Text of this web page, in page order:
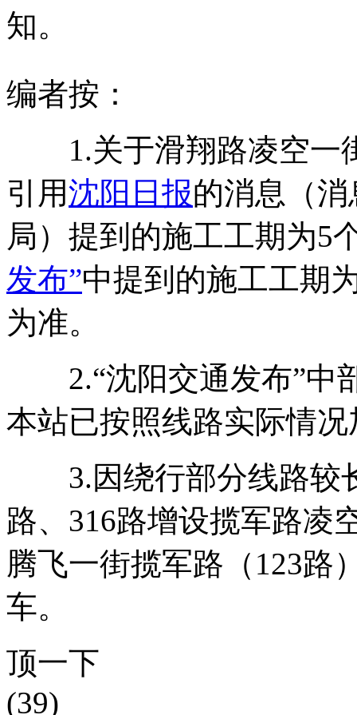
知。
编者按：
1.关于滑翔路凌空一
引用沈阳日报的消息（
局）提到的施工工期为5
发布”中提到的施工工期
为准。
2.“沈阳交通发布”中
本站已按照线路实际情
3.因绕行部分线路较
路、316路增设揽军路凌
腾飞一街揽军路（123路
车。
顶一下
(39)